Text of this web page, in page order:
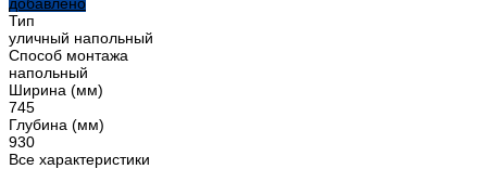
Тип
уличный напольный
Способ монтажа
напольный
Ширина (мм)
745
Глубина (мм)
930
Все характеристики